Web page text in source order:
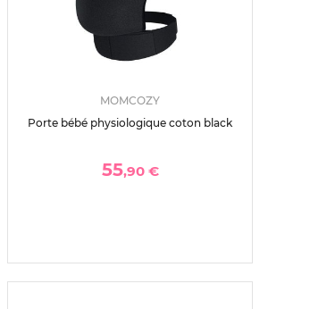
MOMCOZY
Porte bébé physiologique coton black
55,90 €